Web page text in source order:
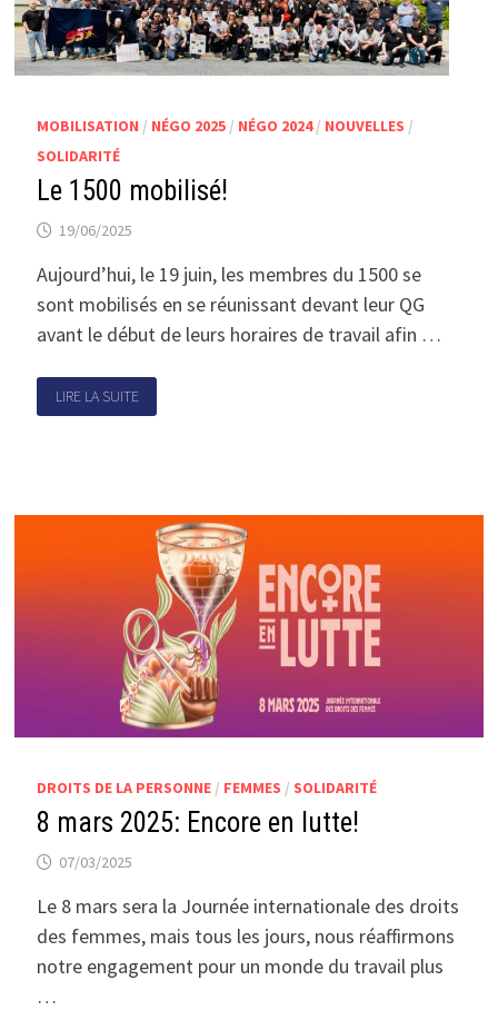
MOBILISATION / NÉGO 2025/ NÉGO 2024/ NOUVELLES /
SOLIDARITÉ
Le 1500 mobilisé!
19/06/2025
Aujourd’hui, le 19 juin, les membres du 1500 se
sont mobilisés en se réunissant devant leur QG
avant le début de leurs horaires de travail afin …
LIRE LA SUITE
DROITS DE LA PERSONNE/ FEMMES / SOLIDARITÉ
8 mars 2025: Encore en lutte!
07/03/2025
Le 8 mars sera la Journée internationale des droits
des femmes, mais tous les jours, nous réaffirmons
notre engagement pour un monde du travail plus
…